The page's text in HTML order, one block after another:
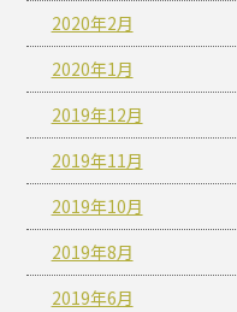
2020年2月
2020年1月
2019年12月
2019年11月
2019年10月
2019年8月
2019年6月